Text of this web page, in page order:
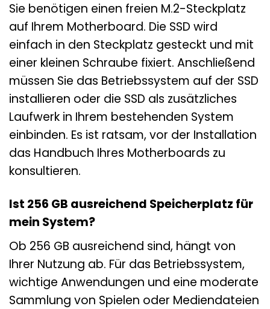
Sie benötigen einen freien M.2-Steckplatz
auf Ihrem Motherboard. Die SSD wird
einfach in den Steckplatz gesteckt und mit
einer kleinen Schraube fixiert. Anschließend
müssen Sie das Betriebssystem auf der SSD
installieren oder die SSD als zusätzliches
Laufwerk in Ihrem bestehenden System
einbinden. Es ist ratsam, vor der Installation
das Handbuch Ihres Motherboards zu
konsultieren.
Ist 256 GB ausreichend Speicherplatz für
mein System?
Ob 256 GB ausreichend sind, hängt von
Ihrer Nutzung ab. Für das Betriebssystem,
wichtige Anwendungen und eine moderate
Sammlung von Spielen oder Mediendateien